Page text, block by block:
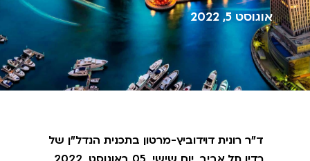
אוגוסט 5, 2022
ד"ר רונית דוידוביץ-מרטון בתכנית הנדל"ן של